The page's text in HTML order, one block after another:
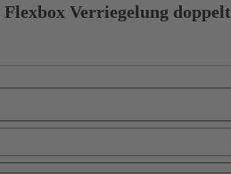
Verriegelung doppelt